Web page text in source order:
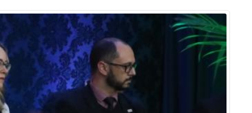
Manual de TCC
Estruturação de TCC
Manual de Segurança
Fiscal -